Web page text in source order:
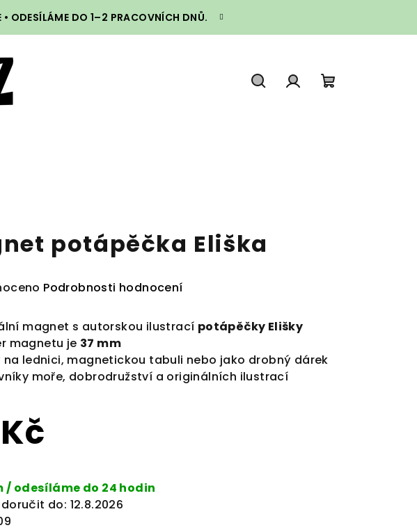
• ODESÍLÁME DO 1–2 PRACOVNÍCH DNŮ.
potápěčka Eliška
Podrobnosti hodnocení
magnet s autorskou ilustrací potápěčky Elišky
magnetu je 37 mm
na lednici, magnetickou tabuli nebo jako drobný dárek
moře, dobrodružství a originálních ilustrací
/ odesíláme do 24 hodin
doručit do: 12.8.2026